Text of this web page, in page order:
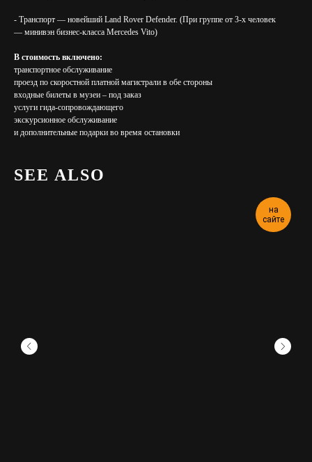
- Транспорт — новейший Land Rover Defender. (При группе от 3-х человек
— минивэн бизнес-класса Mercedes Vito)
В стоимость включено:
транспортное обслуживание
проезд по скоростной платной магистрали в обе стороны
входные билеты в музеи – под заказ
услуги гида-сопровождающего
экскурсионное обслуживание
и дополнительные подарки во время остановки
SEE ALSO
на
сайте